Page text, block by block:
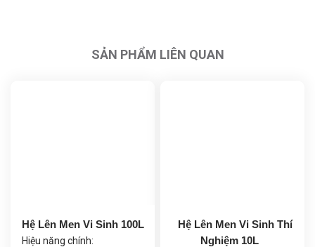
SẢN PHẨM LIÊN QUAN
Hệ Lên Men Vi Sinh 100L
Hiệu năng chính:
Hệ Lên Men Vi Sinh Thí
Nghiệm 10L